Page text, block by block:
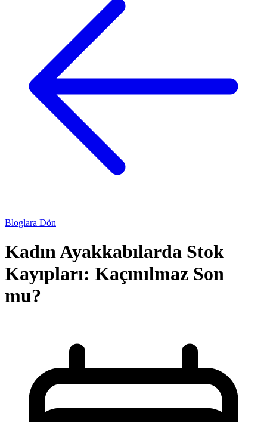
Bloglara Dön
Kadın Ayakkabılarda Stok
Kayıpları: Kaçınılmaz Son
mu?